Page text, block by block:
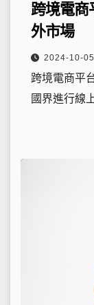
跨境電商
外市場
2024-10-05
跨境電商平
國界進行線